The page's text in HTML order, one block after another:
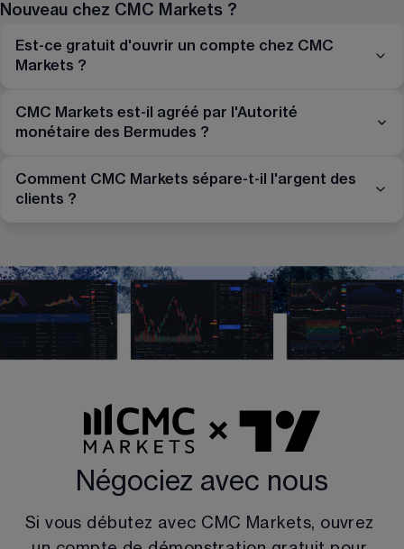
Nouveau chez CMC Markets ?
Est-ce gratuit d'ouvrir un compte chez CMC
Markets ?
CMC Markets est-il agréé par l'Autorité
monétaire des Bermudes ?
Comment CMC Markets sépare-t-il l'argent des
clients ?
Négociez avec nous
Si vous débutez avec CMC Markets, ouvrez